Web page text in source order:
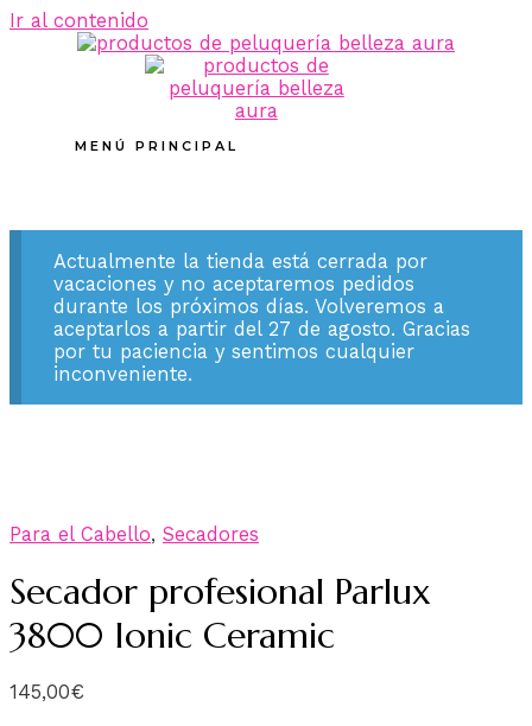
Ir al contenido
MENÚ PRINCIPAL
Actualmente la tienda está cerrada por
vacaciones y no aceptaremos pedidos
durante los próximos días. Volveremos a
aceptarlos a partir del 27 de agosto. Gracias
por tu paciencia y sentimos cualquier
inconveniente.
Para el Cabello, Secadores
Secador profesional Parlux
3800 Ionic Ceramic
145,00€